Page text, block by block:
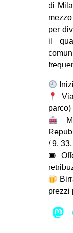
di
per
il
parco)
/ 9, 33,
🎟
prezzi